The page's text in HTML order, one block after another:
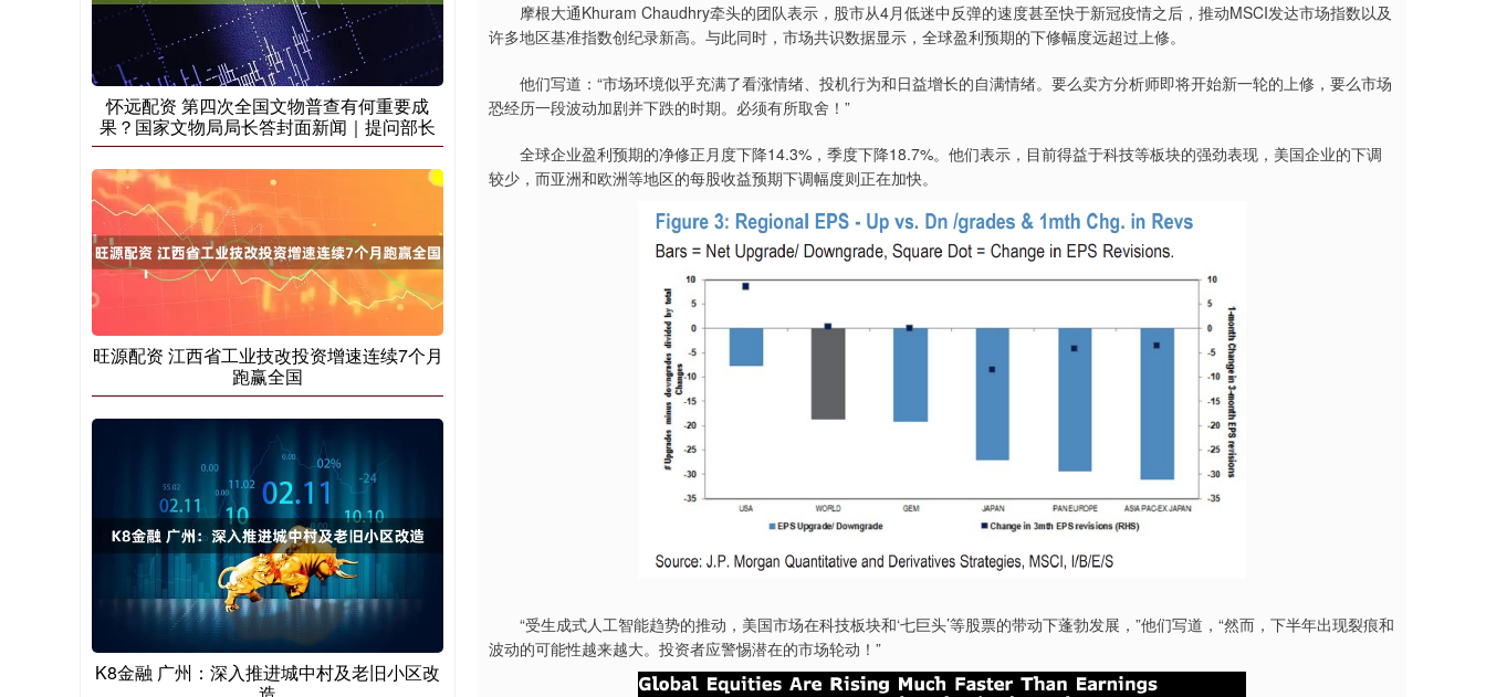
摩根大通Khuram Chaudhry牵头的团队表示，股市从4月低迷中反弹的速度甚至快于新冠疫情之后，推动MSCI发达市场指数以及
许多地区基准指数创纪录新高。与此同时，市场共识数据显示，全球盈利预期的下修幅度远超过上修。
他们写道：“市场环境似乎充满了看涨情绪、投机行为和日益增长的自满情绪。要么卖方分析师即将开始新一轮的上修，要么市场
恐经历一段波动加剧并下跌的时期。必须有所取舍！”
全球企业盈利预期的净修正月度下降14.3%，季度下降18.7%。他们表示，目前得益于科技等板块的强劲表现，美国企业的下调
较少，而亚洲和欧洲等地区的每股收益预期下调幅度则正在加快。
“受生成式人工智能趋势的推动，美国市场在科技板块和‘七巨头’等股票的带动下蓬勃发展，”他们写道，“然而，下半年出现裂痕和
波动的可能性越来越大。投资者应警惕潜在的市场轮动！”
怀远配资 第四次全国文物普查有何重要成
果？国家文物局局长答封面新闻｜提问部长
旺源配资 江西省工业技改投资增速连续7个月
跑赢全国
K8金融 广州：深入推进城中村及老旧小区改